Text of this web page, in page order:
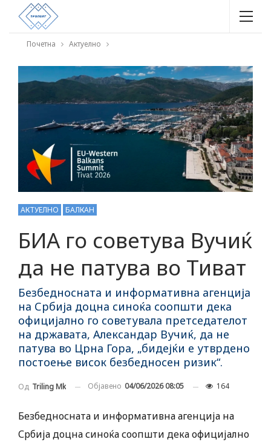
Почетна Актуелно
АКТУЕЛНО БАЛКАН
БИА го советува Вучиќ
да не патува во Тиват
Безбедносната и информативна агенција
на Србија доцна синоќа соопшти дека
официјално го советувала претседателот
на државата, Александар Вучиќ, да не
патува во Црна Гора, „бидејќи е утврдено
постоење висок безбедносен ризик“.
Од Triling Mk Објавено 04/06/2026 08:05 164
Безбедносната и информативна агенција на
Србија доцна синоќа соопшти дека официјално